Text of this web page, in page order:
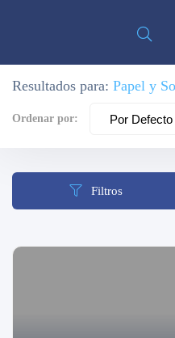
Resultados para: Papel y
Ordenar por:
Filtros